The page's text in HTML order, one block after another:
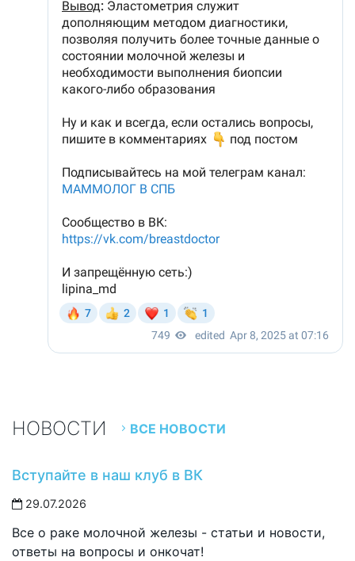
НОВОСТИ ВСЕ НОВОСТИ
Вступайте в наш клуб в ВК
29.07.2026
Все о раке молочной железы - статьи и новости,
ответы на вопросы и онкочат!